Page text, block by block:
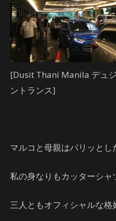
[Dusit Thani Manila デュ
ントランス]
マルコと母親はパリッとし
私の身なりもカッターシャ
三人ともオフィシャルな格